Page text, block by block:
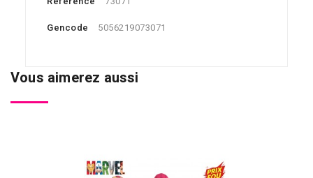
Gencode 5056219073071
Vous aimerez aussi